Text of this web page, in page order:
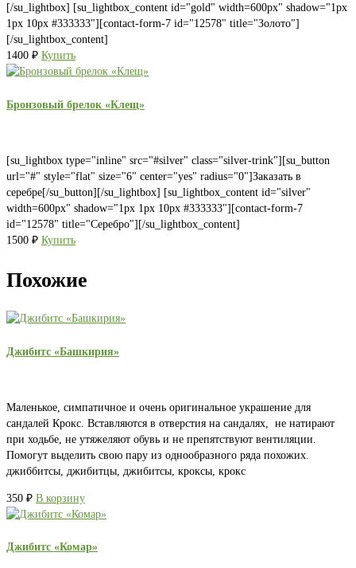
[/su_lightbox] [su_lightbox_content id="gold" width=600px" shadow="1px
1px 10px #333333"][contact-form-7 id="12578" title="Золото"]
[/su_lightbox_content]
1400 ₽ Купить
Бронзовый брелок «Клещ»
[su_lightbox type="inline" src="#silver" class="silver-trink"][su_button
url="#" style="flat" size="6" center="yes" radius="0"]Заказать в
серебре[/su_button][/su_lightbox] [su_lightbox_content id="silver"
width=600px" shadow="1px 1px 10px #333333"][contact-form-7
id="12578" title="Серебро"][/su_lightbox_content]
1500 ₽ Купить
Похожие
Джибитс «Башкирия»
Маленькое, симпатичное и очень оригинальное украшение для
сандалей Крокс. Вставляются в отверстия на сандалях, не натирают
при ходьбе, не утяжеляют обувь и не препятствуют вентиляции.
Помогут выделить свою пару из однообразного ряда похожих.
джиббитсы, джибитцы, джибитсы, кроксы, крокс
350 ₽ В корзину
Джибитс «Комар»